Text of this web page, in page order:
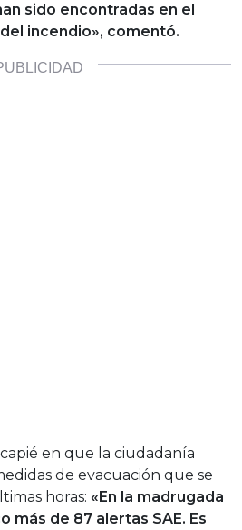
sido encontradas en el
incendio», comentó.
en que la ciudadanía
de evacuación que se
horas: «En la madrugada
más de 87 alertas SAE. Es